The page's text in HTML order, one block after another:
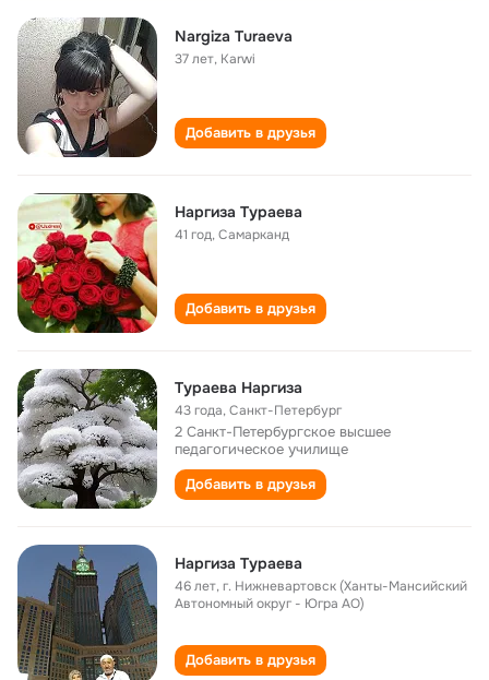
Nargiza Turaeva
37 лет, Karwi
Добавить в друзья
Наргиза Тураева
41 год,Самарканд
Добавить в друзья
Тураева Наргиза
43 года,Санкт-Петербург
2 Санкт-Петербургское высшее
педагогическое училище
Добавить в друзья
Наргиза Тураева
46 лет,г. Нижневартовск (Ханты-Мансийский
Автономный округ - Югра АО)
Добавить в друзья